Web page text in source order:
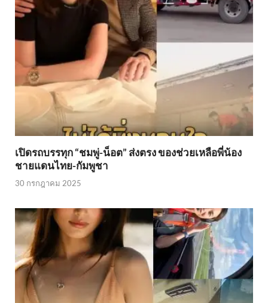
เปิดรถบรรทุก “ชมพู่-น็อต” ส่งตรง ของช่วยเหลือพี่น้อง
ชายแดนไทย-กัมพูชา
30 กรกฎาคม 2025